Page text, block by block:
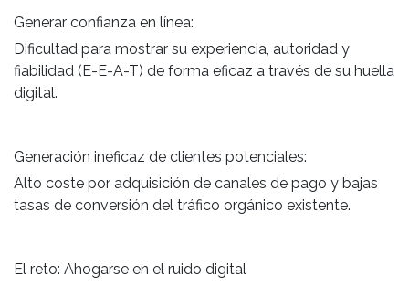
Generar confianza en línea:
Dificultad para mostrar su experiencia, autoridad y
fiabilidad (E-E-A-T) de forma eficaz a través de su huella
digital.
Generación ineficaz de clientes potenciales:
Alto coste por adquisición de canales de pago y bajas
tasas de conversión del tráfico orgánico existente.
El reto: Ahogarse en el ruido digital